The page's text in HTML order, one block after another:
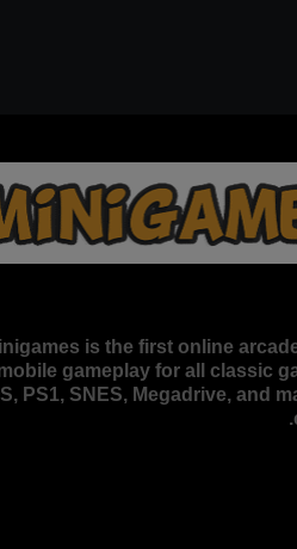
is the first online
gameplay for all classic
PS1, SNES, Megadrive, and